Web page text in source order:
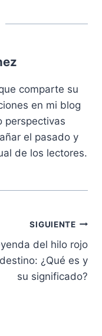
comparte su
en mi blog
perspectivas
el pasado y
de los lectores.
SIGUIENTE
del hilo rojo
¿Qué es y
su significado?